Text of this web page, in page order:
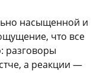
насыщенной и
что все
разговоры
а реакции —